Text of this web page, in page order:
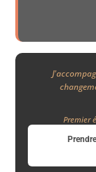
Premier